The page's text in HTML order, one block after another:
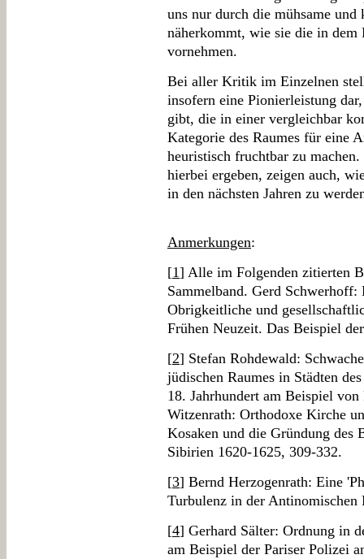
uns nur durch die mühsame
näherkommt, wie sie die in dem
vornehmen.
Bei aller Kritik im Einzelnen
insofern eine Pionierleistung
gibt, die in einer vergleichbar
Kategorie des Raumes für eine
heuristisch fruchtbar zu
hierbei ergeben, zeigen auch,
in den nächsten Jahren zu
Anmerkungen:
[1] Alle im Folgenden zitierten
Sammelband. Gerd
Obrigkeitliche und
Frühen Neuzeit. Das Beispiel
[2] Stefan Rohdewald:
jüdischen Raumes in Städten
18. Jahrhundert am Beispiel
Witzenrath: Orthodoxe Kirche
Kosaken und die Gründung des
Sibirien 1620-1625, 309-332.
[3] Bernd Herzogenrath: Eine
Turbulenz in der
[4] Gerhard Sälter: Ordnung in
am Beispiel der Pariser Polizei